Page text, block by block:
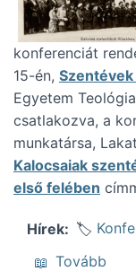
konferenciát
15-én,
Egyetem
csatlakozva, a
munkatársa,
Kalocsaiak
első felében
Hírek
Tovább